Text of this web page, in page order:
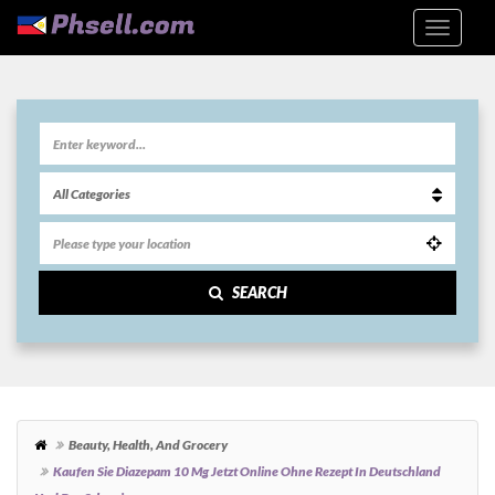
SEARCH
Beauty, Health, And Grocery
Kaufen Sie Diazepam 10 Mg Jetzt Online Ohne Rezept In Deutschland